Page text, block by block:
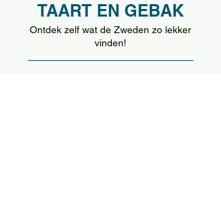
TAART EN GEBAK
Ontdek zelf wat de Zweden zo lekker
vinden!